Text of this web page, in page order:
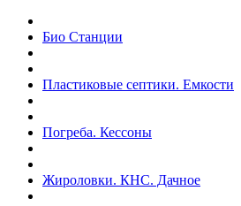
Био Станции
Пластиковые септики. Емкости
Погреба. Кессоны
Жироловки. КНС. Дачное